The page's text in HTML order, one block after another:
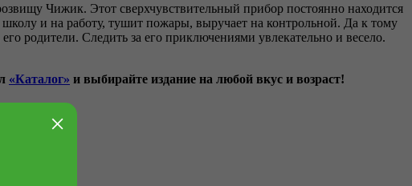
Чижик. Этот сверхчувствительный прибор постоянно находится
и на работу, тушит пожары, выручает на контрольной. Да к тому
родители. Следить за его приключениями увлекательно и весело.
«Каталог» и выбирайте издание на любой вкус и возраст!
×